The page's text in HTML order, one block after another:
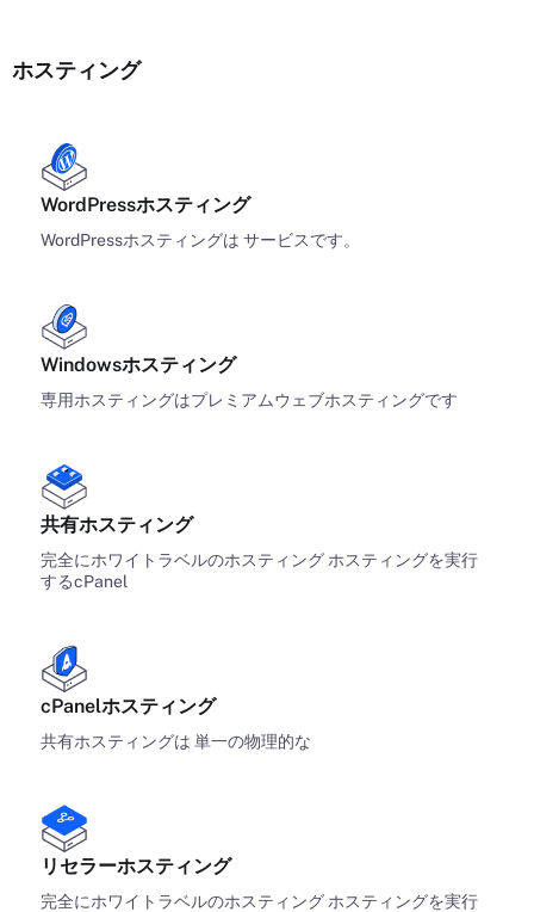
ホスティング
WordPressホスティング
WordPressホスティングは サービスです。
Windowsホスティング
専用ホスティングはプレミアムウェブホスティングです
共有ホスティング
完全にホワイトラベルのホスティング ホスティングを実行
するcPanel
cPanelホスティング
共有ホスティングは 単一の物理的な
リセラーホスティング
完全にホワイトラベルのホスティング ホスティングを実行